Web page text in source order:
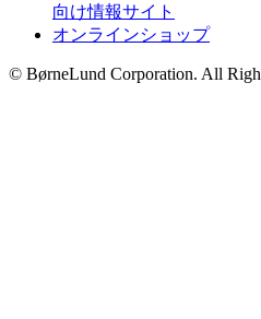
向け情報サイト
オンラインショップ
© BørneLund Corporation. All